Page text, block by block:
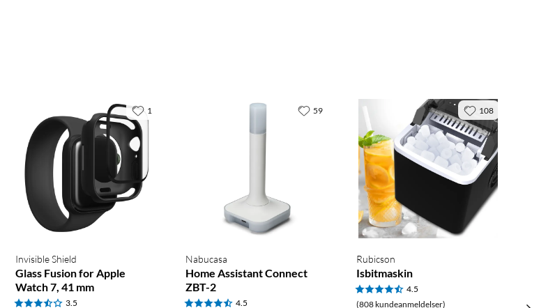
Invisible Shield
Glass Fusion for Apple
Watch 7, 41 mm
3.5
1
Nabucasa
Home Assistant Connect
ZBT-2
4.5
59
Rubicson
Isbitmaskin
4.5
(808 kundeanmeldelser)
108